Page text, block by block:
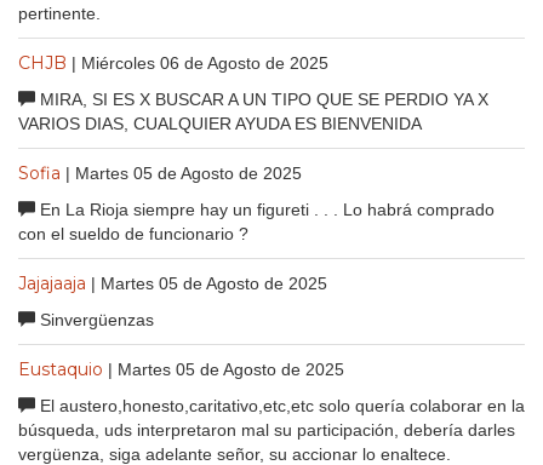
pertinente.
CHJB | Miércoles 06 de Agosto de 2025
MIRA, SI ES X BUSCAR A UN TIPO QUE SE PERDIO YA X
VARIOS DIAS, CUALQUIER AYUDA ES BIENVENIDA
Sofia | Martes 05 de Agosto de 2025
En La Rioja siempre hay un figureti . . . Lo habrá comprado
con el sueldo de funcionario ?
Jajajaaja | Martes 05 de Agosto de 2025
Sinvergüenzas
Eustaquio | Martes 05 de Agosto de 2025
El austero,honesto,caritativo,etc,etc solo quería colaborar en la
búsqueda, uds interpretaron mal su participación, debería darles
vergüenza, siga adelante señor, su accionar lo enaltece.